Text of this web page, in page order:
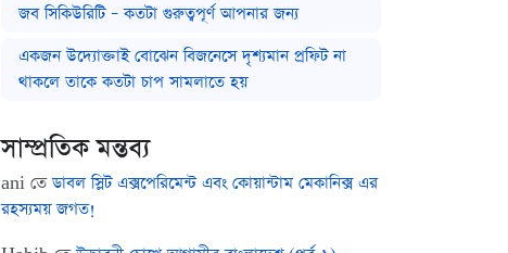
জব সিকিউরিটি – কতটা গুরুত্বপূর্ণ আপনার জন্য
একজন উদ্যোক্তাই বোঝেন বিজনেসে দৃশ্যমান প্রফিট না
থাকলে তাকে কতটা চাপ সামলাতে হয়
সাম্প্রতিক মন্তব্য
ani তেডাবল স্লিট এক্সপেরিমেন্ট এবং কোয়ান্টাম মেকানিক্স এর
রহস্যময় জগত!